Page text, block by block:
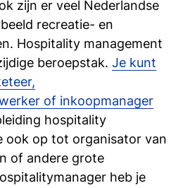
zijn er veel Nederlandse
recreatie- en
Hospitality management
beroepstak. Je kunt
of inkoopmanager
hospitality
ook op tot organisator van
of andere grote
heb je